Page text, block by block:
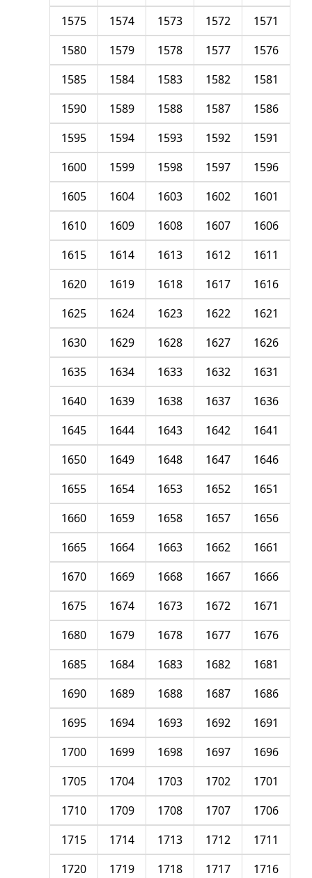
1571
1572
1573
1574
1575
1576
1577
1578
1579
1580
1581
1582
1583
1584
1585
1586
1587
1588
1589
1590
1591
1592
1593
1594
1595
1596
1597
1598
1599
1600
1601
1602
1603
1604
1605
1606
1607
1608
1609
1610
1611
1612
1613
1614
1615
1616
1617
1618
1619
1620
1621
1622
1623
1624
1625
1626
1627
1628
1629
1630
1631
1632
1633
1634
1635
1636
1637
1638
1639
1640
1641
1642
1643
1644
1645
1646
1647
1648
1649
1650
1651
1652
1653
1654
1655
1656
1657
1658
1659
1660
1661
1662
1663
1664
1665
1666
1667
1668
1669
1670
1671
1672
1673
1674
1675
1676
1677
1678
1679
1680
1681
1682
1683
1684
1685
1686
1687
1688
1689
1690
1691
1692
1693
1694
1695
1696
1697
1698
1699
1700
1701
1702
1703
1704
1705
1706
1707
1708
1709
1710
1711
1712
1713
1714
1715
1716
1717
1718
1719
1720